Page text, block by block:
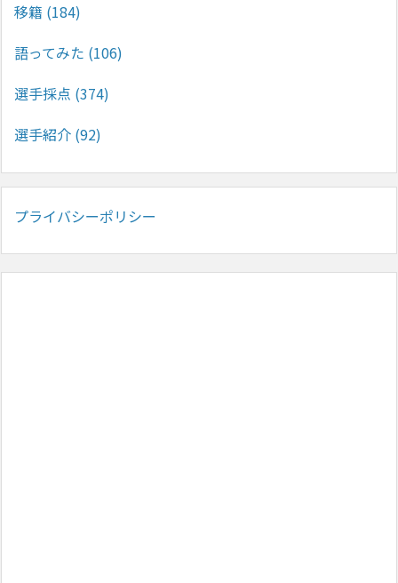
移籍 (184)
語ってみた (106)
選手採点 (374)
選手紹介 (92)
プライバシーポリシー